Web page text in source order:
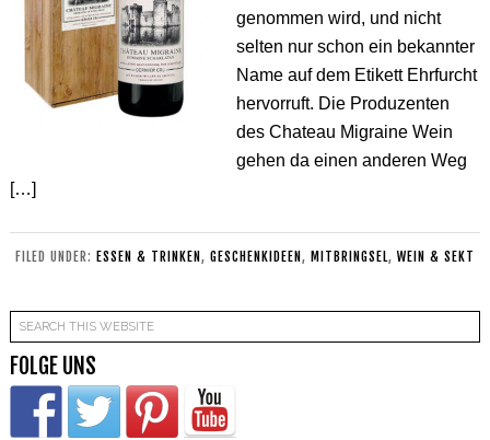
genommen wird, und nicht
selten nur schon ein bekannter
Name auf dem Etikett Ehrfurcht
hervorruft. Die Produzenten
des Chateau Migraine Wein
gehen da einen anderen Weg
[…]
FILED UNDER: ESSEN & TRINKEN , GESCHENKIDEEN , MITBRINGSEL, WEIN & SEKT
FOLGE UNS